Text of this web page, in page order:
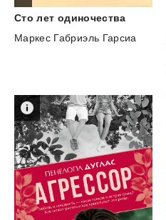
Сто лет одиночества
Маркес Габриэль Гарсиа